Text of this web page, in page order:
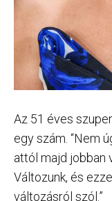
Az 51 éves
egy szám. “Nem
attól majd jobban
Változunk, és
változásról szól.”